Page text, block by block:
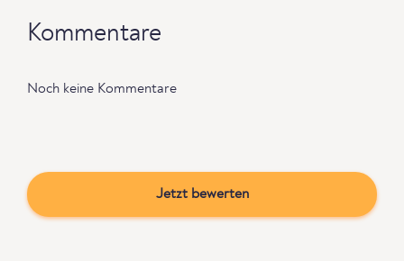
Kommentare
Noch keine Kommentare
Jetzt bewerten